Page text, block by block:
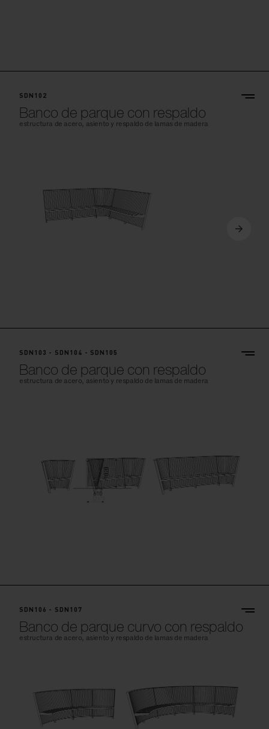
SDN102
Banco de parque con respaldo
estructura de acero, asiento y respaldo de lamas de madera
SDN103 - SDN104 - SDN105
Banco de parque con respaldo
estructura de acero, asiento y respaldo de lamas de madera
SDN106 - SDN107
Banco de parque curvo con respaldo
estructura de acero, asiento y respaldo de lamas de madera